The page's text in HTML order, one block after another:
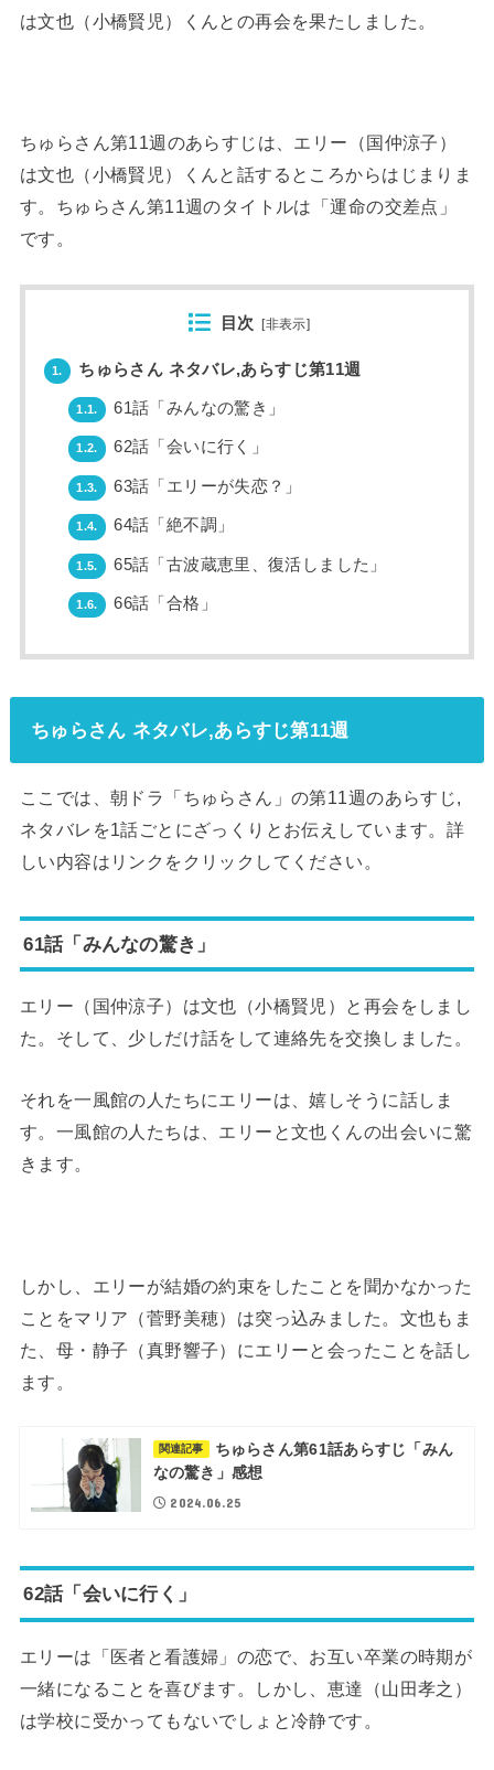
は文也（小橋賢児）くんとの再会を果たしました。
ちゅらさん第11週のあらすじは、エリー（国仲涼子）
は文也（小橋賢児）くんと話するところからはじまりま
す。ちゅらさん第11週のタイトルは「運命の交差点」
です。
目次 [非表示]
1. ちゅらさん ネタバレ,あらすじ第11週
1.1. 61話「みんなの驚き」
1.2. 62話「会いに行く」
1.3. 63話「エリーが失恋？」
1.4. 64話「絶不調」
1.5. 65話「古波蔵恵里、復活しました」
1.6. 66話「合格」
ちゅらさん ネタバレ,あらすじ第11週
ここでは、朝ドラ「ちゅらさん」の第11週のあらすじ,
ネタバレを1話ごとにざっくりとお伝えしています。詳
しい内容はリンクをクリックしてください。
61話「みんなの驚き」
エリー（国仲涼子）は文也（小橋賢児）と再会をしまし
た。そして、少しだけ話をして連絡先を交換しました。
それを一風館の人たちにエリーは、嬉しそうに話しま
す。一風館の人たちは、エリーと文也くんの出会いに驚
きます。
しかし、エリーが結婚の約束をしたことを聞かなかった
ことをマリア（菅野美穂）は突っ込みました。文也もま
た、母・静子（真野響子）にエリーと会ったことを話し
ます。
関連記事
ちゅらさん第61話あらすじ「みん
なの驚き」感想
2024.06.25
62話「会いに行く」
エリーは「医者と看護婦」の恋で、お互い卒業の時期が
一緒になることを喜びます。しかし、恵達（山田孝之）
は学校に受かってもないでしょと冷静です。